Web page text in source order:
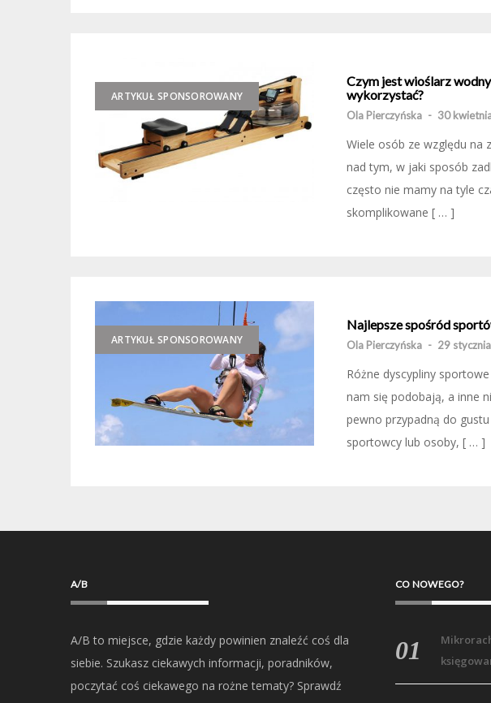
ARTYKUŁ SPONSOROWANY
Czym jest wioślarz
wykorzystać?
Ola Pierczyńska - 30
Wiele osób ze względu na
nad tym, w jaki sposób
często nie mamy na tyle
skomplikowane [ … ]
ARTYKUŁ SPONSOROWANY
Najlepsze spośród
Ola Pierczyńska - 29
Różne dyscypliny
nam się podobają, a inne
pewno przypadną do
sportowcy lub osoby, [ … ]
A/B
A/B to miejsce, gdzie każdy powinien znaleźć coś dla
siebie. Szukasz ciekawych informacji, poradników,
poczytać coś ciekawego na rożne tematy? Sprawdź
CO NOWEGO?